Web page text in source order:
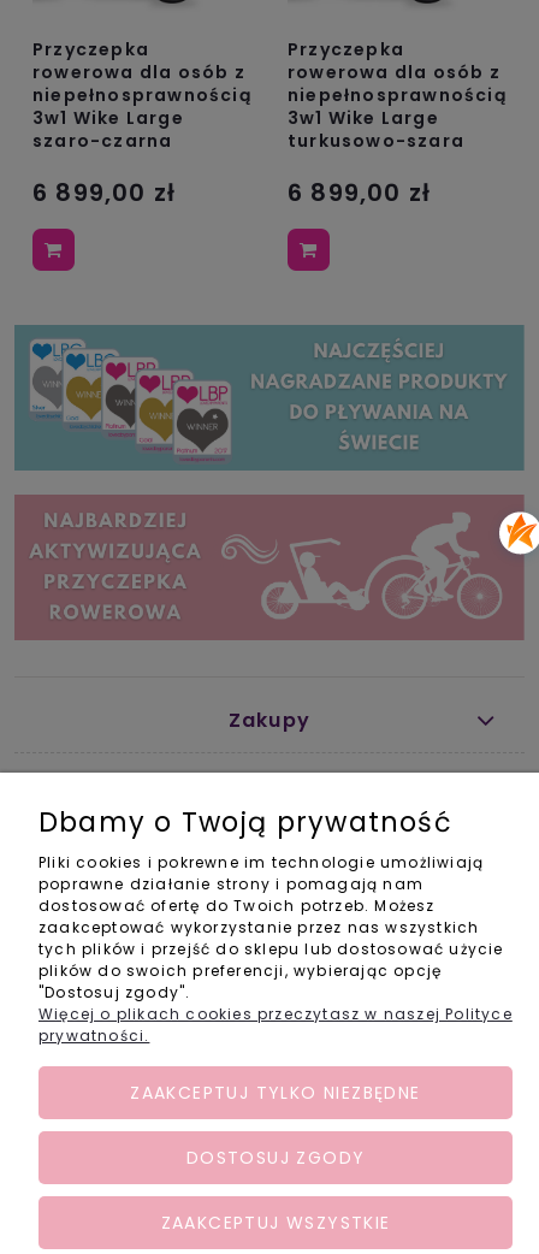
Przyczepka
rowerowa dla osób z
niepełnosprawnością
3w1 Wike Large
szaro-czarna
6 899,00 zł
Przyczepka
rowerowa dla osób z
niepełnosprawnością
3w1 Wike Large
turkusowo-szara
6 899,00 zł
Zakupy
Pomoc
Informacje
Kontakt
info@activebabyshop.pl
+48 733 531 534
pon-pt w godz. 11-14
Social Media
POKAŻ PEŁNĄ WERSJĘ STRONY
Sklep internetowy Shoper.pl
Dbamy o Twoją prywatność
Pliki cookies i pokrewne im technologie umożliwiają
poprawne działanie strony i pomagają nam
dostosować ofertę do Twoich potrzeb. Możesz
zaakceptować wykorzystanie przez nas wszystkich
tych plików i przejść do sklepu lub dostosować użycie
plików do swoich preferencji, wybierając opcję
"Dostosuj zgody".
Więcej o plikach cookies przeczytasz w naszej Polityce
prywatności.
ZAAKCEPTUJ TYLKO NIEZBĘDNE
DOSTOSUJ ZGODY
ZAAKCEPTUJ WSZYSTKIE